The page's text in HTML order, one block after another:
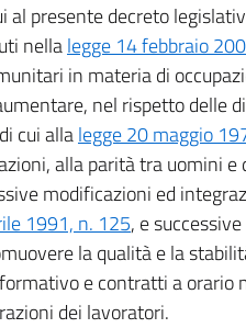
al presente decreto
nellalegge 14 febbraio
in materia di
nel rispetto delle
cui allalegge 20 maggio
alla parità tra uomini e
modificazioni ed
1991, n. 125, e
la qualità e la
e contratti a orario
dei lavoratori.